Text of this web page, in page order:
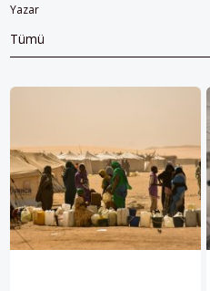
Yazar
Tümü